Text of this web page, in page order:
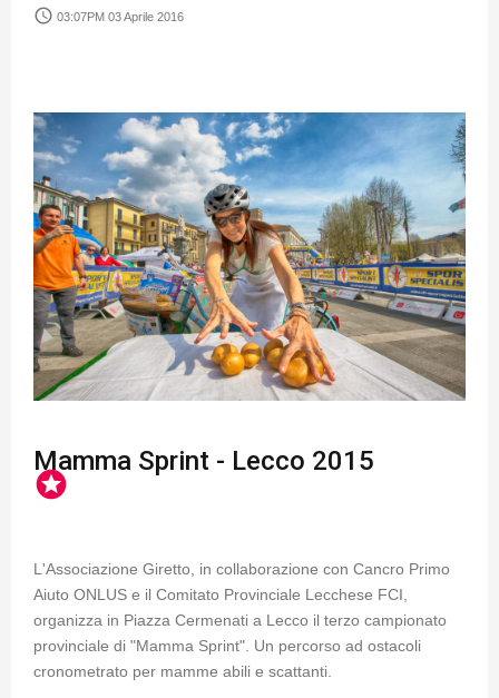
access_time 03:07PM 03 Aprile 2016
Mamma Sprint - Lecco 2015
stars
L'Associazione Giretto, in collaborazione con Cancro Primo
Aiuto ONLUS e il Comitato Provinciale Lecchese FCI,
organizza in Piazza Cermenati a Lecco il terzo campionato
provinciale di "Mamma Sprint". Un percorso ad ostacoli
cronometrato per mamme abili e scattanti.